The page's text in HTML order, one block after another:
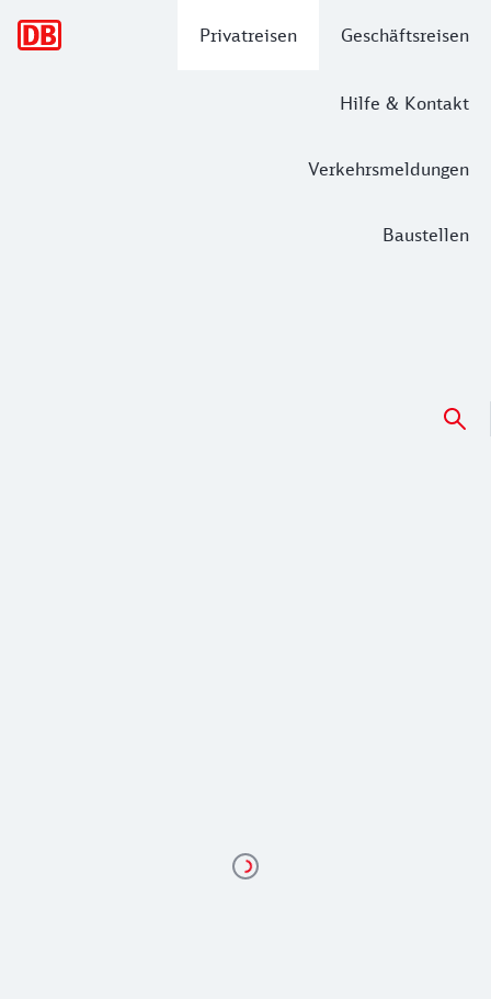
Privatreisen Geschäftsreisen
Hilfe & Kontakt
Verkehrsmeldungen
Baustellen